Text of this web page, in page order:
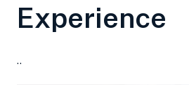
Experience
..